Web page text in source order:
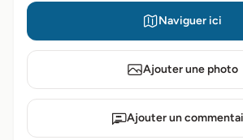
Naviguer ici
Ajouter une photo
Ajouter un